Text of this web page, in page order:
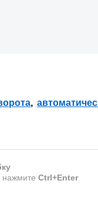
,
нажмите Ctrl+Enter